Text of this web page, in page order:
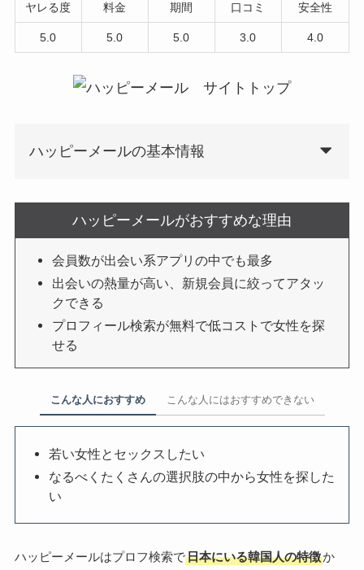
ヤレる度 料金 期間 口コミ 安全性
5.0 5.0 5.0 3.0 4.0
ハッピーメールの基本情報
ハッピーメールがおすすめな理由
会員数が出会い系アプリの中でも最多
出会いの熱量が高い、新規会員に絞ってアタッ
クできる
プロフィール検索が無料で低コストで女性を探
せる
こんな人におすすめ こんな人にはおすすめできない
若い女性とセックスしたい
なるべくたくさんの選択肢の中から女性を探した
い
ハッピーメールはプロフ検索で日本にいる韓国人の特徴か